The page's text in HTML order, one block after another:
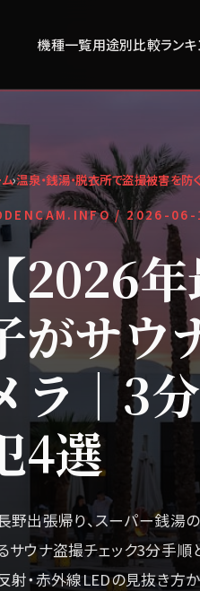
機種一覧用途別比較ラン
›温泉・銭湯・脱衣所で盗撮被害を防
/2026-06-
【2026
がサウ
ラ｜3
4選
野出張帰り、スーパー銭湯
サウナ盗撮チェック3分手順
射・赤外線LEDの見抜き方